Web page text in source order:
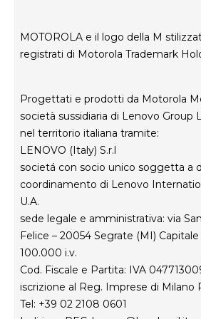
Innovazione
MOTOROLA e il logo della M
registrati di Motorola Trademark
Progettati e prodotti da Motorola
società sussidiaria di Lenovo Group
nel territorio italiana tramite:
LENOVO (Italy) S.r.l
societá con socio unico soggetta a
coordinamento di Lenovo
U.A.
sede legale e amministrativa: via
Felice – 20054 Segrate (MI)
100.000 i.v.
Cod. Fiscale e Partita: IVA
iscrizione al Reg. Imprese di Milano
Tel: +39 02 2108 0601